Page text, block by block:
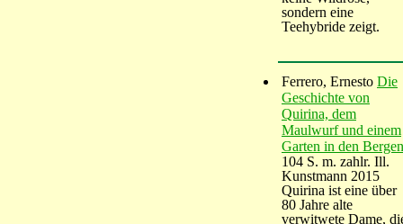
sondern eine
Teehybride zeigt.
Ferrero, Ernesto Die
Geschichte von
Quirina, dem
Maulwurf und einem
Garten in den Bergen
104 S. m. zahlr. Ill.
Kunstmann 2015
Quirina ist eine über
80 Jahre alte
verwitwete Dame,